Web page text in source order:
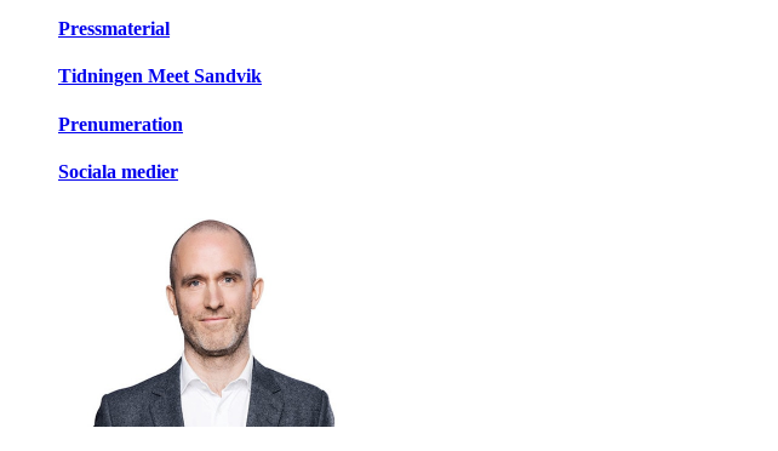
Pressmaterial
Tidningen Meet Sandvik
Prenumeration
Sociala medier